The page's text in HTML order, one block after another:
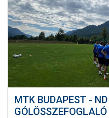
MTK BUDAPEST -